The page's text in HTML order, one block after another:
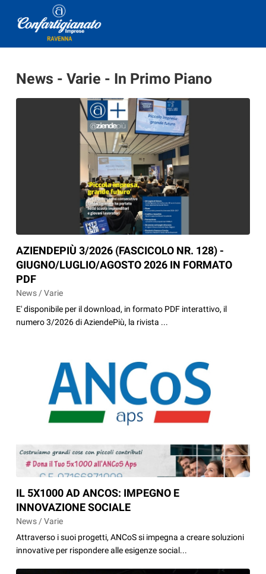
News - Varie - In Primo Piano
AZIENDEPIÙ 3/2026 (FASCICOLO NR. 128) -
GIUGNO/LUGLIO/AGOSTO 2026 IN FORMATO
PDF
News / Varie
E' disponibile per il download, in formato PDF interattivo, il
numero 3/2026 di AziendePiù, la rivista ...
IL 5X1000 AD ANCOS: IMPEGNO E
INNOVAZIONE SOCIALE
News / Varie
Attraverso i suoi progetti, ANCoS si impegna a creare soluzioni
innovative per rispondere alle esigenze social...